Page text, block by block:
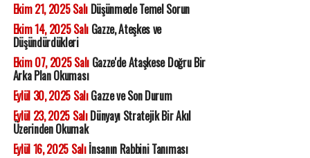
Ekim 21, 2025 SalıDüşünmede Temel Sorun
Ekim 14, 2025 SalıGazze, Ateşkes ve
Düşündürdükleri
Ekim 07, 2025 SalıGazze'de Ataşkese Doğru Bir
Arka Plan Okuması
Eylül 30, 2025 SalıGazze ve Son Durum
Eylül 23, 2025 SalıDünyayı Stratejik Bir Akıl
Üzerinden Okumak
Eylül 16, 2025 Salıİnsanın Rabbini Tanıması